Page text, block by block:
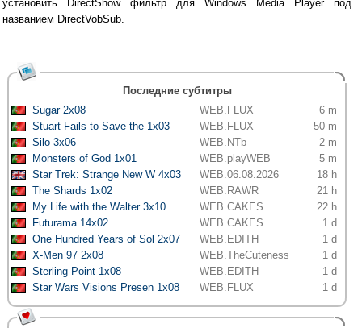
установить DirectShow фильтр для Windows Media Player под
названием DirectVobSub.
Последние субтитры
Sugar 2x08
WEB.FLUX
6 m
Stuart Fails to Save the 1x03
WEB.FLUX
50 m
Silo 3x06
WEB.NTb
2 m
Monsters of God 1x01
WEB.playWEB
5 m
Star Trek: Strange New W 4x03
WEB.06.08.2026
18 h
The Shards 1x02
WEB.RAWR
21 h
My Life with the Walter 3x10
WEB.CAKES
22 h
Futurama 14x02
WEB.CAKES
1 d
One Hundred Years of Sol 2x07
WEB.EDITH
1 d
X-Men 97 2x08
WEB.TheCuteness
1 d
Sterling Point 1x08
WEB.EDITH
1 d
Star Wars Visions Presen 1x08
WEB.FLUX 1 d